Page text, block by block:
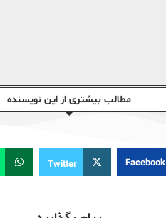
مطالب بیشتری از این نویسندە
Facebook
Twitter